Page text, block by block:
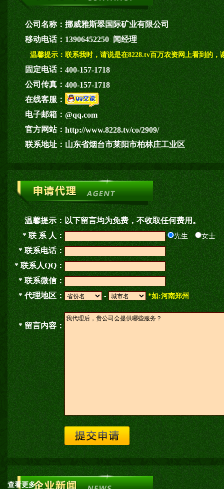
公司名称：挪威雅斯翠国际矿业有限公司
移动电话：13906452250 闻经理
温馨提示： 联系我时，请说是在8228.tv百万农资网上看到的，
固定电话：400-157-1718
公司传真：400-157-1718
在线客服：
电子邮箱：@qq.com
官方网站：http://www.8228.tv/co/2909/
联系地址：山东省烟台市莱阳市柏林庄工业区
温馨提示：以下留言均为免费，不收取任何费用。
* 联 系 人：
先生 女士
* 联系电话：
* 联系人QQ：
* 联系微信：
* 代理地区：
- *如:河南郑州
* 留言内容：
查看更多>>